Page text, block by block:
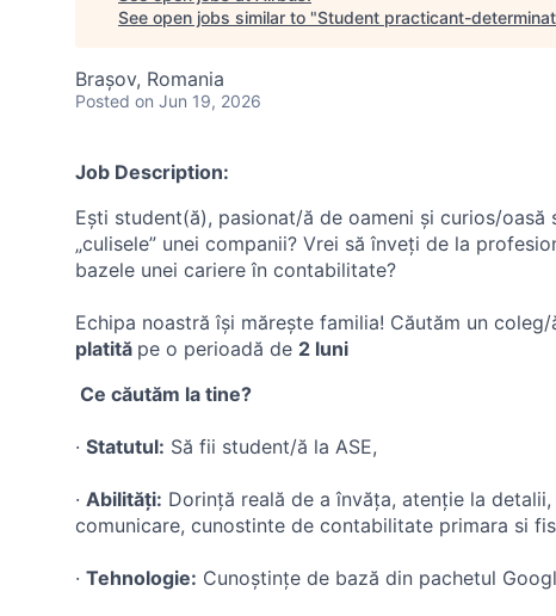
See open jobs similar to "Student practicant-
Brașov, Romania
Posted on Jun 19, 2026
Job Description:
Ești student(ă), pasionat/ă de oameni și curios/oasă
„culisele” unei companii? Vrei să înveți de la
bazele unei cariere în contabilitate?
​Echipa noastră își mărește familia! Căutăm un
platită pe o perioadă de 2 luni
​ Ce căutăm la tine?
· ​ Statutul: Să fii student/ă la ASE,
· ​ Abilități: Dorință reală de a învăța, atenție la
comunicare, cunostinte de contabilitate primara si
· ​ Tehnologie: Cunoștințe de bază din pachetul